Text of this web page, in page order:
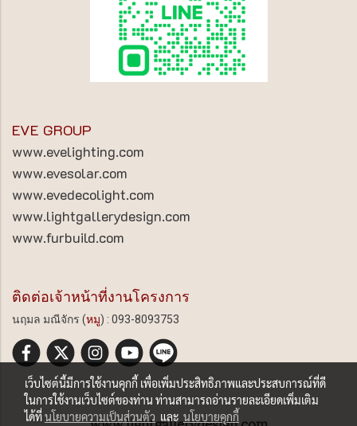
EVE GROUP
www.evelighting.com
www.evesolar.com
www.evedecolight.com
www.lightgallerydesign.com
www.furbuild.com
ติดต่อเจ้าหน้าที่งานโครงการ
นฤมล มณีจักร (หมู) : 093-8093753
เว็บไซต์นี้มีการใช้งานคุกกี้ เพื่อเพิ่มประสิทธิภาพและประสบการณ์ที่ดี
ในการใช้งานเว็บไซต์ของท่าน ท่านสามารถอ่านรายละเอียดเพิ่มเติม
ได้ที่นโยบายความเป็นส่วนตัว และ นโยบายคุกกี้